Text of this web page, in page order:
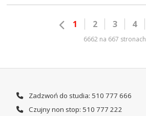
1 2 3 4
6662 na 667 stronach
Zadzwoń do studia: 510 777 666
Czujny non stop: 510 777 222